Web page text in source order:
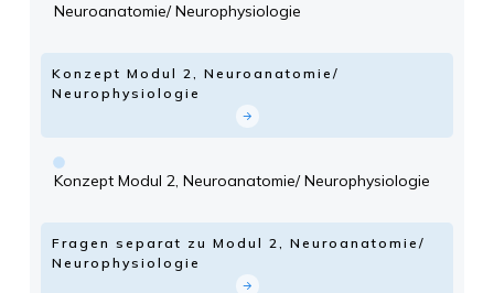
Neuroanatomie/ Neurophysiologie
Konzept Modul 2, Neuroanatomie/
Neurophysiologie
Konzept Modul 2, Neuroanatomie/ Neurophysiologie
Fragen separat zu Modul 2, Neuroanatomie/
Neurophysiologie